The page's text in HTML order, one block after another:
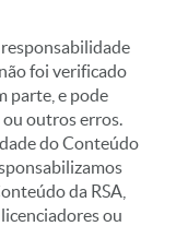
foi verificado
parte, e pode
outros erros.
do Conteúdo
da RSA,
ou